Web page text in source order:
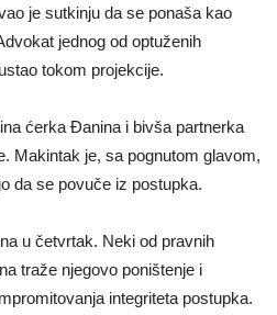
je sutkinju da se ponaša kao
jednog od optuženih
tokom projekcije.
ćerka Đanina i bivša partnerka
Makintak je, sa pognutom glavom,
da se povuče iz postupka.
u četvrtak. Neki od pravnih
traže njegovo poništenje i
integriteta postupka.